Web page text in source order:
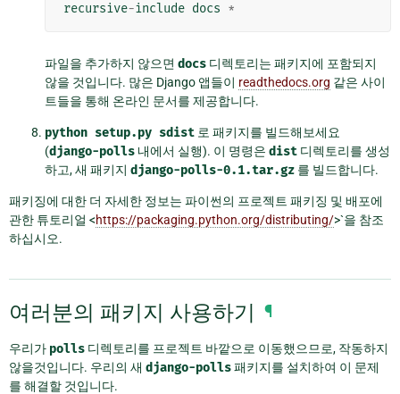
recursive-include docs *
파일을 추가하지 않으면 docs 디렉토리는 패키지에 포함되지
않을 것입니다. 많은 Django 앱들이 readthedocs.org 같은 사이
트들을 통해 온라인 문서를 제공합니다.
python setup.py sdist 로 패키지를 빌드해보세요
(django-polls 내에서 실행). 이 명령은 dist 디렉토리를 생성
하고, 새 패키지 django-polls-0.1.tar.gz 를 빌드합니다.
패키징에 대한 더 자세한 정보는 파이썬의 프로젝트 패키징 및 배포에
관한 튜토리얼 <https://packaging.python.org/distributing/>`을 참조
하십시오.
여러분의 패키지 사용하기 ¶
우리가 polls 디렉토리를 프로젝트 바깥으로 이동했으므로, 작동하지
않을것입니다. 우리의 새 django-polls패키지를 설치하여 이 문제
를 해결할 것입니다.